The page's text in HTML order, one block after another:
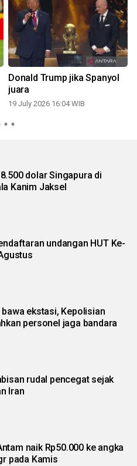
Donald Trump jika Spanyol
juara
19 July 2026 16:04 WIB
dolar Singapura di
Kanim Jaksel
undangan HUT Ke-
ekstasi, Kepolisian
personel jaga bandara
rudal pencegat sejak
Iran
naik Rp50.000 ke angka
pada Kamis